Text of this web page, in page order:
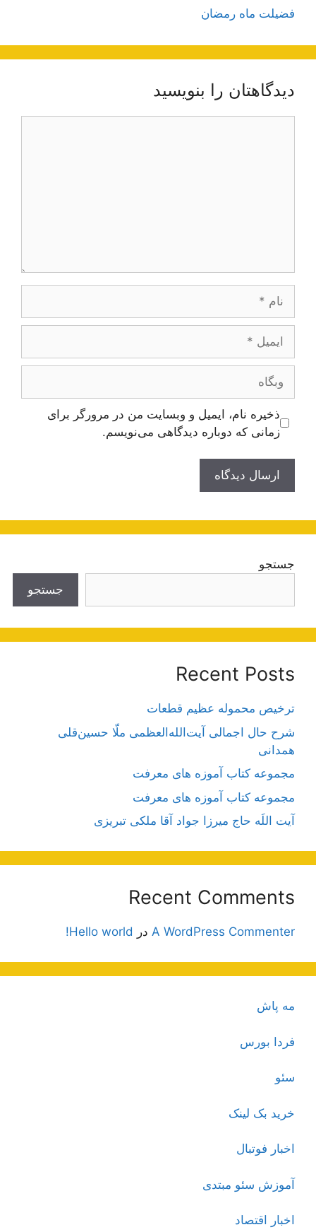
فضيلت ماه رمضان‌
دیدگاهتان را بنویسید
وبگاه
ذخیره نام، ایمیل و وبسایت من در مرورگر برای
زمانی که دوباره دیدگاهی می‌نویسم.
جستجو
جستجو
Recent Posts
ترخیص محموله عظیم قطعات
شرح حال اجمالی آیت‌الله‌العظمی ملّا حسین‌قلی
همدانی
مجموعه کتاب آموزه های معرفت
مجموعه کتاب آموزه های معرفت
آیت اللَه حاج میرزا جواد آقا ملکی تبریزی
Recent Comments
A WordPress Commenter در Hello world!
مه پاش
فردا بورس
سئو
خرید بک لینک
اخبار فوتبال
آموزش سئو مبتدی
اخبار اقتصاد